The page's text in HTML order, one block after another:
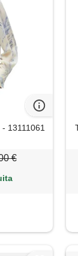
- 13111061
€